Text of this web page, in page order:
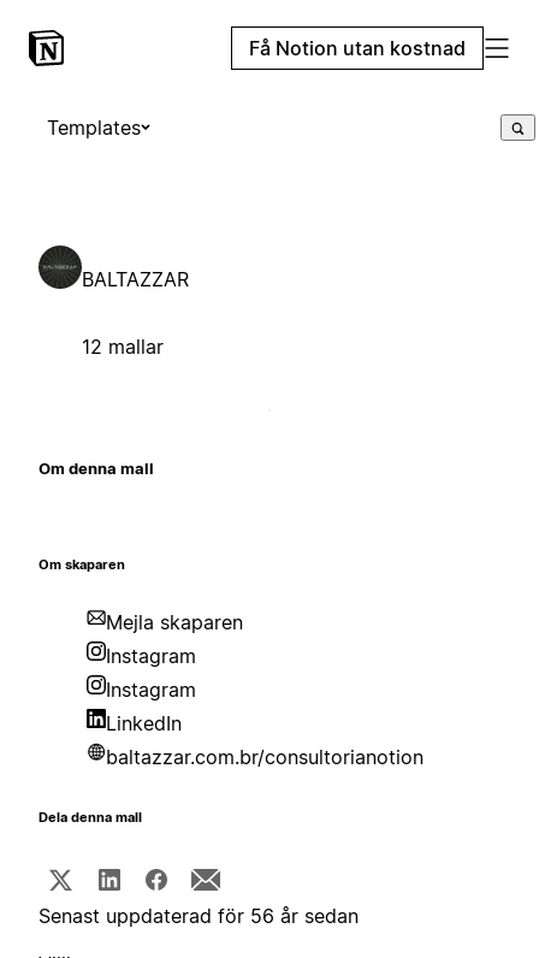
Få Notion utan kostnad
Templates
BALTAZZAR
12 mallar
Om denna mall
Om skaparen
Mejla skaparen
Instagram
Instagram
LinkedIn
baltazzar.com.br/consultorianotion
Dela denna mall
Senast uppdaterad för 56 år sedan